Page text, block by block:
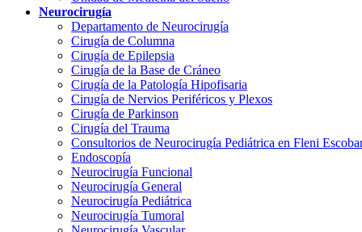
Neurocirugía
Departamento de Neurocirugía
Cirugía de Columna
Cirugía de Epilepsia
Cirugía de la Base de Cráneo
Cirugía de la Patología Hipofisaria
Cirugía de Nervios Periféricos y Plexos
Cirugía de Parkinson
Cirugía del Trauma
Consultorios de Neurocirugía Pediátrica en Fleni
Endoscopía
Neurocirugía Funcional
Neurocirugía General
Neurocirugía Pediátrica
Neurocirugía Tumoral